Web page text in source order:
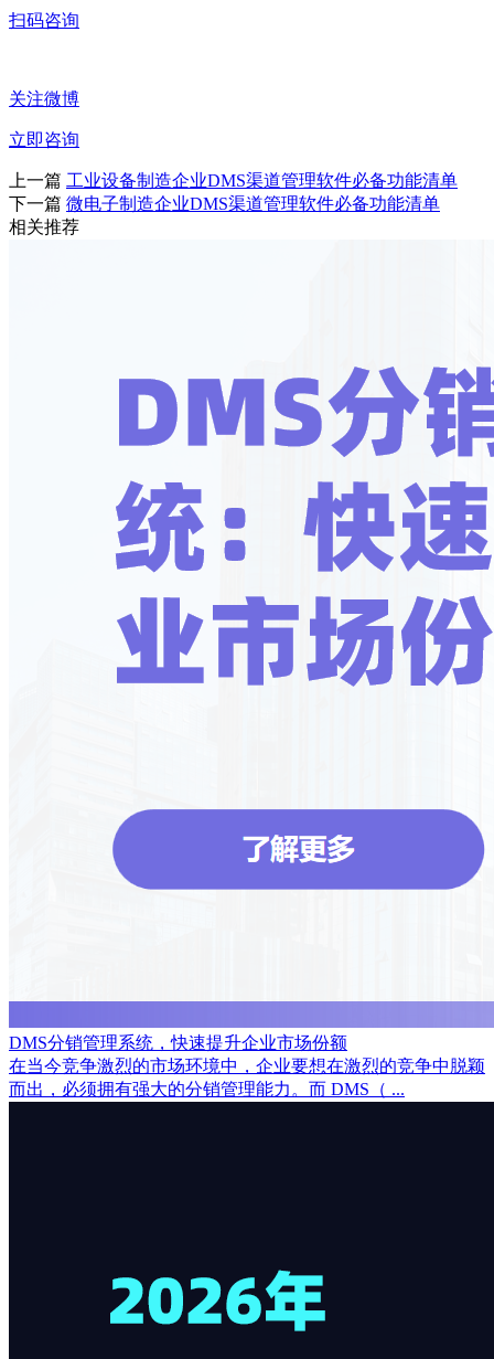
扫码咨询
关注微博
立即咨询
上一篇 工业设备制造企业DMS渠道管理软件必备功能清单
下一篇 微电子制造企业DMS渠道管理软件必备功能清单
相关推荐
DMS分销管理系统，快速提升企业市场份额
在当今竞争激烈的市场环境中，企业要想在激烈的竞争中脱颖
而出，必须拥有强大的分销管理能力。而 DMS（ ...